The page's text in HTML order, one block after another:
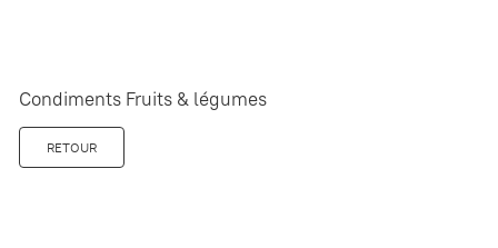
Condiments Fruits & légumes
RETOUR